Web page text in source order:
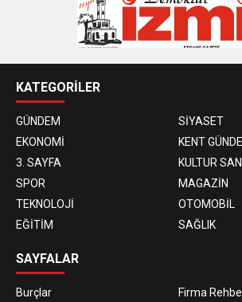
KATEGORİLER
GÜNDEM
SİYASET
EKONOMİ
KENT
3. SAYFA
KULTUR
SPOR
MAGAZİN
TEKNOLOJİ
OTOMOBİL
EĞİTİM
SAĞLIK
SAYFALAR
Burçlar Firma